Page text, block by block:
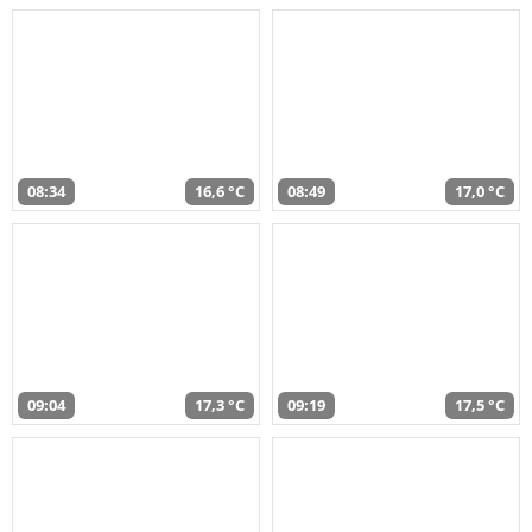
08:34 16,6 °C 08:49 17,0 °C
09:04 17,3 °C 09:19 17,5 °C